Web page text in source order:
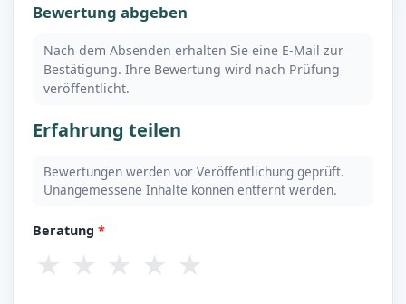
Bewertung abgeben
Nach dem Absenden erhalten Sie eine E-Mail zur
Bestätigung. Ihre Bewertung wird nach Prüfung
veröffentlicht.
Erfahrung teilen
Bewertungen werden vor Veröffentlichung geprüft.
Unangemessene Inhalte können entfernt werden.
Beratung*
★ ★ ★ ★ ★